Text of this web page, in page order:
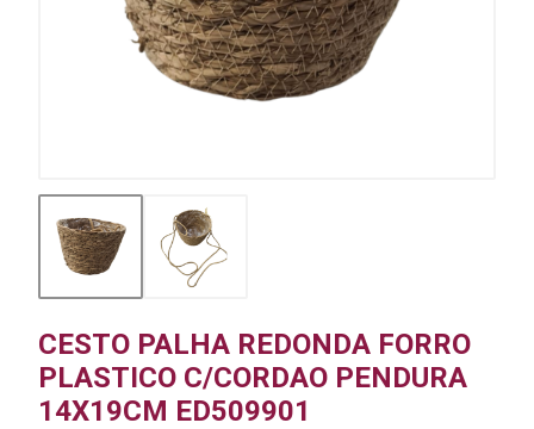
CESTO PALHA REDONDA FORRO
PLASTICO C/CORDAO PENDURA
14X19CM ED509901